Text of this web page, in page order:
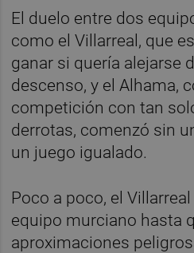
El duelo entre dos
como el Villarreal, que
ganar si quería alejarse
descenso, y el Alhama,
competición con tan
derrotas, comenzó sin
un juego igualado.
Poco a poco, el
equipo murciano hasta
aproximaciones